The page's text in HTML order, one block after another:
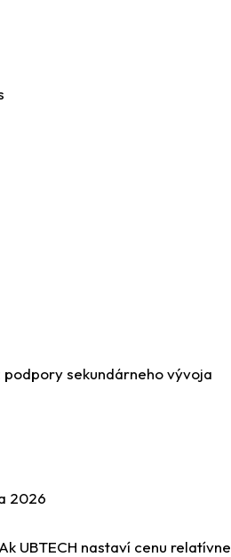
sekundárneho vývoja
2026
UBTECH nastaví cenu relatívne